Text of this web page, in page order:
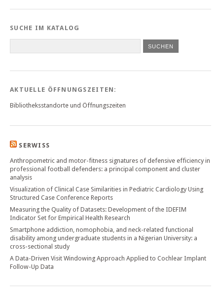
SUCHE IM KATALOG
SUCHEN
AKTUELLE ÖFFNUNGSZEITEN:
Bibliotheksstandorte und Öffnungszeiten
SERWISS
Anthropometric and motor-fitness signatures of defensive efficiency in
professional football defenders: a principal component and cluster
analysis
Visualization of Clinical Case Similarities in Pediatric Cardiology Using
Structured Case Conference Reports
Measuring the Quality of Datasets: Development of the IDEFIM
Indicator Set for Empirical Health Research
Smartphone addiction, nomophobia, and neck-related functional
disability among undergraduate students in a Nigerian University: a
cross-sectional study
A Data-Driven Visit Windowing Approach Applied to Cochlear Implant
Follow-Up Data